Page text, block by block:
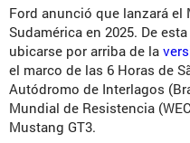
Ford anunció que lanzará el
Sudamérica en 2025. De
ubicarse por arriba de la
el marco de las 6 Horas de
Autódromo de Interlagos
Mundial de Resistencia
Mustang GT3.